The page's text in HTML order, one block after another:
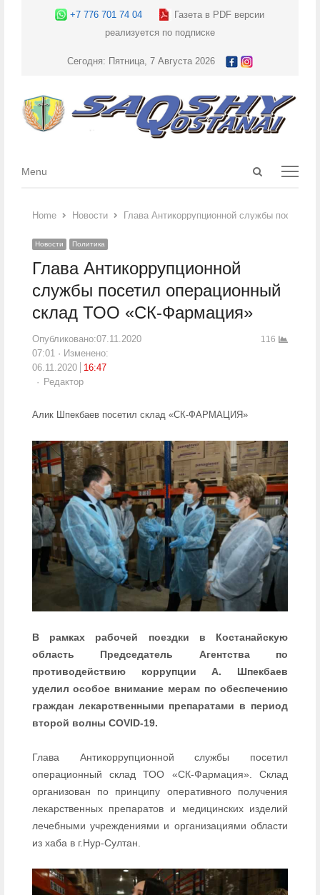
+7 776 701 74 04
Газета в PDF версии
реализуется по подписке
Сегодня: Пятница, 7 Августа 2026
Open
Menu
Menu
Home Новости Глава Антикоррупционной службы
Новости Политика
Глава Антикоррупционной
службы посетил операционный
склад ТОО «СК-Фармация»
Опубликовано:07.11.2020
07:01
Изменено:
06.11.2020
16:47
Author
Редактор
116
Алик Шпекбаев посетил склад «СК-ФАРМАЦИЯ»
В рамках рабочей поездки в Костанайскую
область Председатель Агентства по
противодействию коррупции А. Шпекбаев
уделил особое внимание мерам по обеспечению
граждан лекарственными препаратами в период
второй волны COVID-19.
Глава Антикоррупционной службы посетил
операционный склад ТОО «СК-Фармация». Склад
организован по принципу оперативного получения
лекарственных препаратов и медицинских изделий
лечебными учреждениями и организациями области
из хаба в г.Нур-Султан.